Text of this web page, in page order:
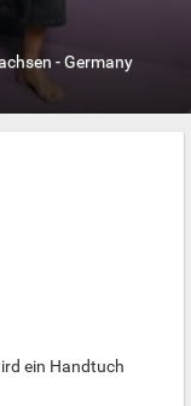
-Germany
ein Handtuch